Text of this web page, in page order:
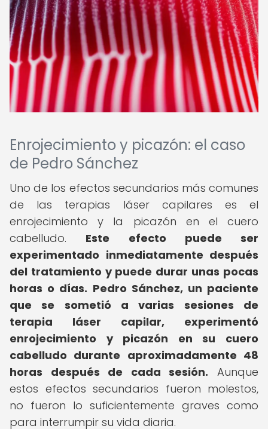
Enrojecimiento y picazón: el caso
de Pedro Sánchez
Uno de los efectos secundarios más comunes
de las terapias láser capilares es el
enrojecimiento y la picazón en el cuero
cabelludo. Este efecto puede ser
experimentado inmediatamente después
del tratamiento y puede durar unas pocas
horas o días. Pedro Sánchez, un paciente
que se sometió a varias sesiones de
terapia láser capilar, experimentó
enrojecimiento y picazón en su cuero
cabelludo durante aproximadamente 48
horas después de cada sesión. Aunque
estos efectos secundarios fueron molestos,
no fueron lo suficientemente graves como
para interrumpir su vida diaria.